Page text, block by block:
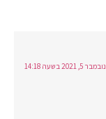
נובמבר 5, 2021 בשעה 14:18